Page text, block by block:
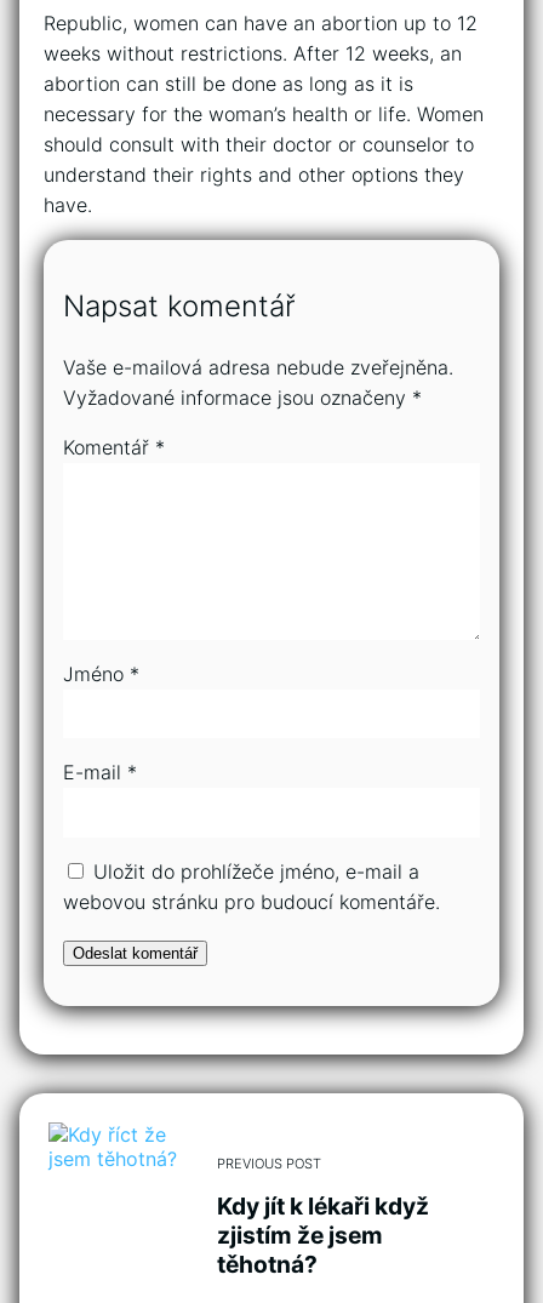
Republic, women can have an abortion up to 12
weeks without restrictions. After 12 weeks, an
abortion can still be done as long as it is
necessary for the woman’s health or life. Women
should consult with their doctor or counselor to
understand their rights and other options they
have.
Napsat komentář
Vaše e-mailová adresa nebude zveřejněna.
Vyžadované informace jsou označeny *
Komentář *
Jméno *
E-mail *
Uložit do prohlížeče jméno, e-mail a
webovou stránku pro budoucí komentáře.
PREVIOUS POST
Kdy jít k lékaři když
zjistím že jsem
těhotná?